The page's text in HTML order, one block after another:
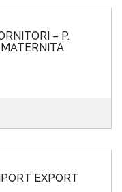
– P.
EXPORT